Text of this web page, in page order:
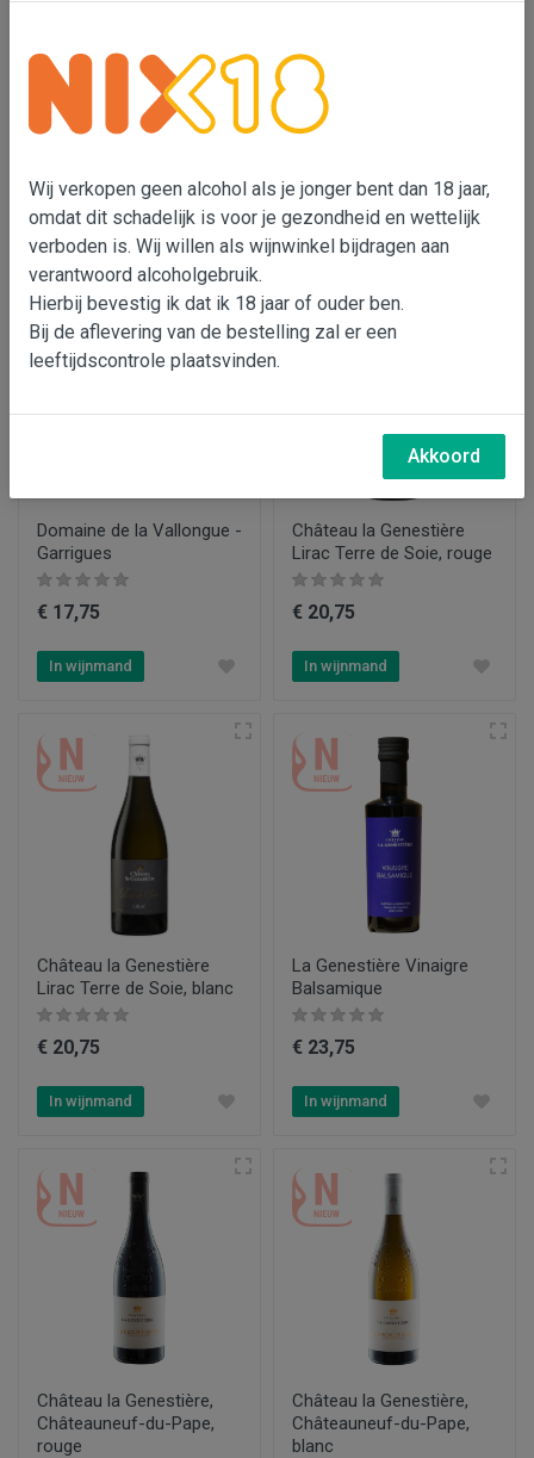
Château la Genestière,
Lirac blanc
€ 14,95
In wijnmand
Domaine de la Vallongue
'À Pas de Loup'
€ 15,95
In wijnmand
Domaine de la Vallongue -
Garrigues
€ 17,75
In wijnmand
Château la Genestière
Lirac Terre de Soie, rouge
€ 20,75
In wijnmand
Château la Genestière
Lirac Terre de Soie, blanc
€ 20,75
In wijnmand
La Genestière Vinaigre
Balsamique
€ 23,75
In wijnmand
Château la Genestière,
Châteauneuf-du-Pape,
rouge
Château la Genestière,
Châteauneuf-du-Pape,
blanc
Wij verkopen geen alcohol als je jonger bent dan 18 jaar,
omdat dit schadelijk is voor je gezondheid en wettelijk
verboden is. Wij willen als wijnwinkel bijdragen aan
verantwoord alcoholgebruik.
Hierbij bevestig ik dat ik 18 jaar of ouder ben.
Bij de aflevering van de bestelling zal er een
leeftijdscontrole plaatsvinden.
Akkoord